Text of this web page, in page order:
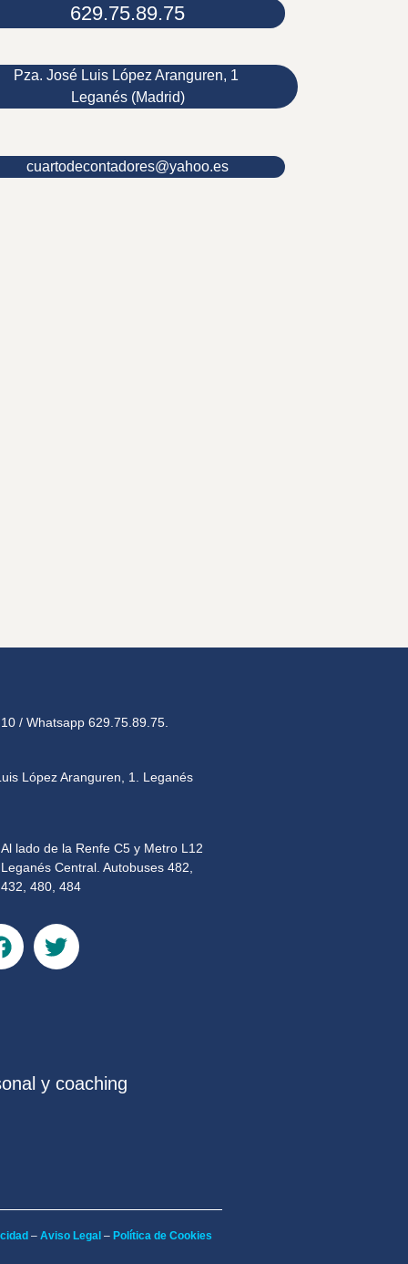
629.75.89.75
Pza. José Luis López Aranguren, 1
Leganés (Madrid)
cuartodecontadores@yahoo.es
/ Whatsapp 629.75.89.75.
López Aranguren, 1. Leganés
Al lado de la Renfe C5 y Metro L12
Leganés Central. Autobuses 482,
432, 480, 484
y coaching
– Aviso Legal – Política de Cookies